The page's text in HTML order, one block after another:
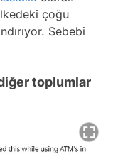
çoğu
Sebebi
toplumlar